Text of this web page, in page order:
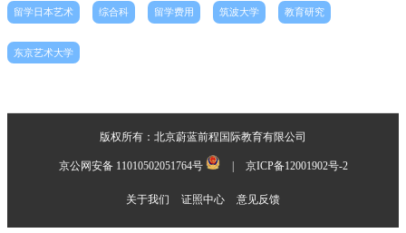
留学日本艺术 综合科 留学费用 筑波大学 教育研究
东京艺术大学
版权所有：北京蔚蓝前程国际教育有限公司
京公网安备 11010502051764号 京ICP备12001902号-2
关于我们 证照中心 意见反馈